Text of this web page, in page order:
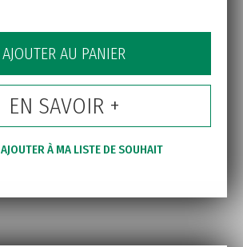
AJOUTER AU PANIER
EN SAVOIR +
AJOUTER À MA LISTE DE SOUHAIT